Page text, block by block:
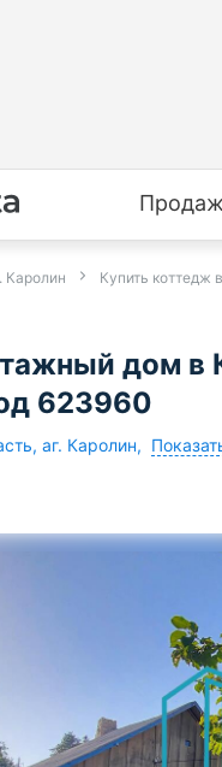
Каролин Купить коттедж
дом в
623960
, аг. Каролин,